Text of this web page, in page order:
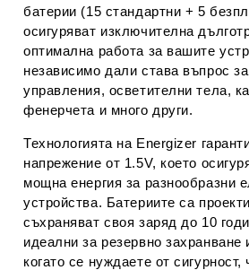
батерии (15 стандартни + 5
осигуряват изключителна
оптимална работа за вашите
независимо дали става въпрос
управления, осветителни тела,
фенерчета и много други.
Технологията на Energizer
напрежение от 1.5V, което
мощна енергия за разнообразни
устройства. Батериите са
съхраняват своя заряд до 10
идеални за резервно захранване
когато се нуждаете от сигурност,